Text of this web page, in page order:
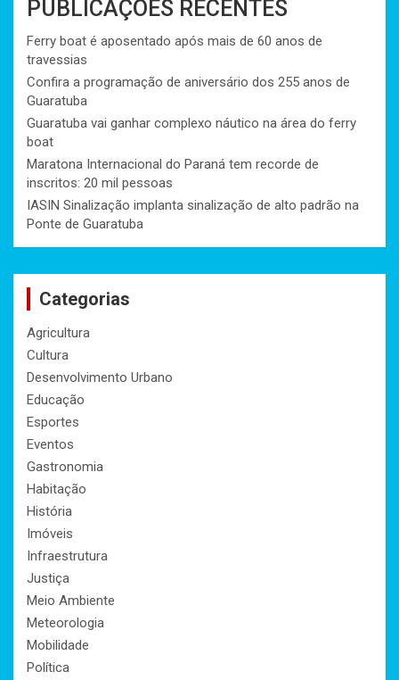
PUBLICAÇÕES RECENTES
Ferry boat é aposentado após mais de 60 anos de
travessias
Confira a programação de aniversário dos 255 anos de
Guaratuba
Guaratuba vai ganhar complexo náutico na área do ferry
boat
Maratona Internacional do Paraná tem recorde de
inscritos: 20 mil pessoas
IASIN Sinalização implanta sinalização de alto padrão na
Ponte de Guaratuba
Categorias
Agricultura
Cultura
Desenvolvimento Urbano
Educação
Esportes
Eventos
Gastronomia
Habitação
História
Imóveis
Infraestrutura
Justiça
Meio Ambiente
Meteorologia
Mobilidade
Política